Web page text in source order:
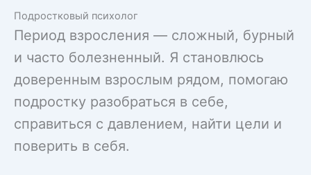
Подростковый психолог
Период взросления — сложный, бурный
и часто болезненный. Я становлюсь
доверенным взрослым рядом, помогаю
подростку разобраться в себе,
справиться с давлением, найти цели и
поверить в себя.